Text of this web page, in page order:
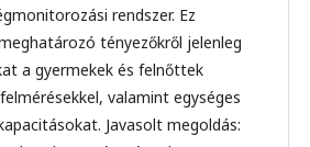
rendszer. Ez
tényezőkről jelenleg
a gyermekek és felnőttek
valamint egységes
Javasolt megoldás: